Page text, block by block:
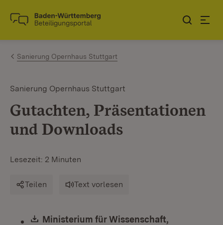
Zum Inhalt springen
Link zur Startseite
Sanierung Opernhaus Stuttgart
Sanierung Opernhaus Stuttgart
Gutachten, Präsentationen
und Downloads
Lesezeit: 2 Minuten
Teilen Text vorlesen
Download:
Ministerium für Wissenschaft,